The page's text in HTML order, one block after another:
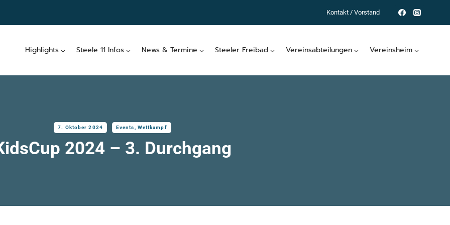
Kontakt / Vorstand
Highlights Steele 11 Infos News & Termine Steeler Freibad Vereinsabteilungen Vereinsheim
7. Oktober 2024 Events Wettkampf
2024 – 3. Durchgang